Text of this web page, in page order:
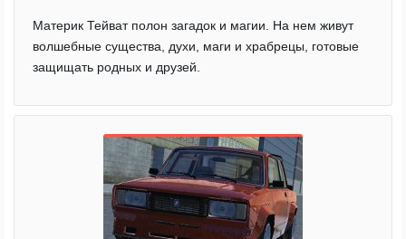
Материк Тейват полон загадок и магии. На нем живут
волшебные существа, духи, маги и храбрецы, готовые
защищать родных и друзей.